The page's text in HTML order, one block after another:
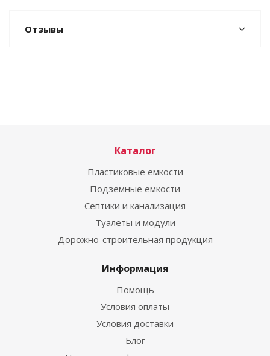
Отзывы
Каталог
Пластиковые емкости
Подземные емкости
Септики и канализация
Туалеты и модули
Дорожно-строительная продукция
Информация
Помощь
Условия оплаты
Условия доставки
Блог